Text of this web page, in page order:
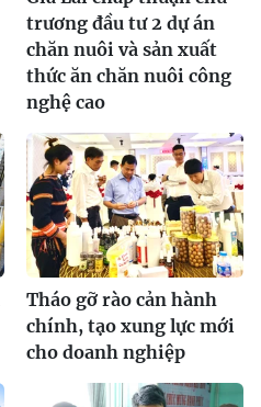
trương đầu tư 2 dự án
chăn nuôi và sản xuất
thức ăn chăn nuôi công
nghệ cao
Tháo gỡ rào cản hành
chính, tạo xung lực mới
cho doanh nghiệp